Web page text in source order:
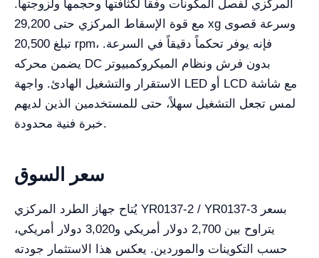
المركزي لفصل المكونات وفقاً لكثافتها وحجمها ولزوجتها.
مع قوة الإسقاط المركزي حتى 29,200 xg وسرعة قصوى
تبلغ 20,500 rpm، فإنه يوفر تحكماً دقيقاً في السرعة.
يضمن محركه DC بدون فرش ونظام الميكروكمبيوتر
الاستقرار والتشغيل الهادئ. واجهة LED أو LCD مع شاشة
لمس تجعل التشغيل سهلاً، حتى للمستخدمين الذين لديهم
خبرة فنية محدودة.
سعر السوق
يُتاح جهاز الطرد المركزي YR0137-2 / YR0137-3 بسعر
يتراوح بين 2,700 دولار أمريكي و3,020 دولار أمريكي،
حسب التكوينات والموردين. يعكس هذا الاستثمار جودته